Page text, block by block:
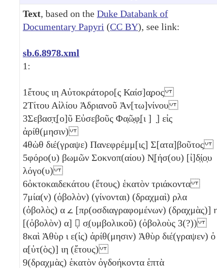
Text, based on the Duke Databank of
Documentary Papyri (CC BY), see link:
sb.6.8978.xml
1:
1ἔτους ιη Αὐτοκράτορο[ς Καίσ]α̣ρος
2Τίτου Αἰλίου Ἁδριανοῦ Ἀν[τω]νίνου
3Σεβασ̣τ̣[ο]ῦ Εὐσεβοῦς Φα̣ῶ̣φ̣[ι ] ̣] εἰς
ἀρίθ(μησιν)
4θὼθ διέ(γραψε) Πανεφρέμμ[ις] Σ[ατα]βοῦτος
5φόρο(υ) βωμῶν Σοκνοπ(αίου) Ν̣[ήσ(ου) [ἰ]δ̣ί̣ο̣υ
λόγο(υ)
6ὀκτοκαιδεκάτου (ἔτους) ἑκατὸν τριάκοντα
7μία(ν) (ὀβολὸν) (γίνονται) (δραχμαὶ) ρλα
(ὀβολὸς) α 𐅵 [πρ(οσδιαγραφομένων) (δραχμὰς)]
[(ὀβολὸν) α] 𐅵̣ σ̣(υμβολικοῦ) (ὀβολοὺς 3(?))
8καὶ Ἁθὺρ ι ε(ἰς) ἀρίθ(μησιν) Ἁθὺρ διέ(γραψεν) ὁ
α[ὐτ(ὸς)] ιη (ἔτους)
9(δραχμὰς) ἑκατὸν ὀγδοήκοντα ἑπτὰ